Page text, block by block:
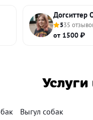
Догситтер
535
от 1500 ₽
Выгул собак